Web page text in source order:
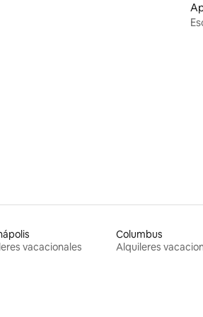
5 de 5, 22 reseñas
vacacionales
Columbus
Alquileres